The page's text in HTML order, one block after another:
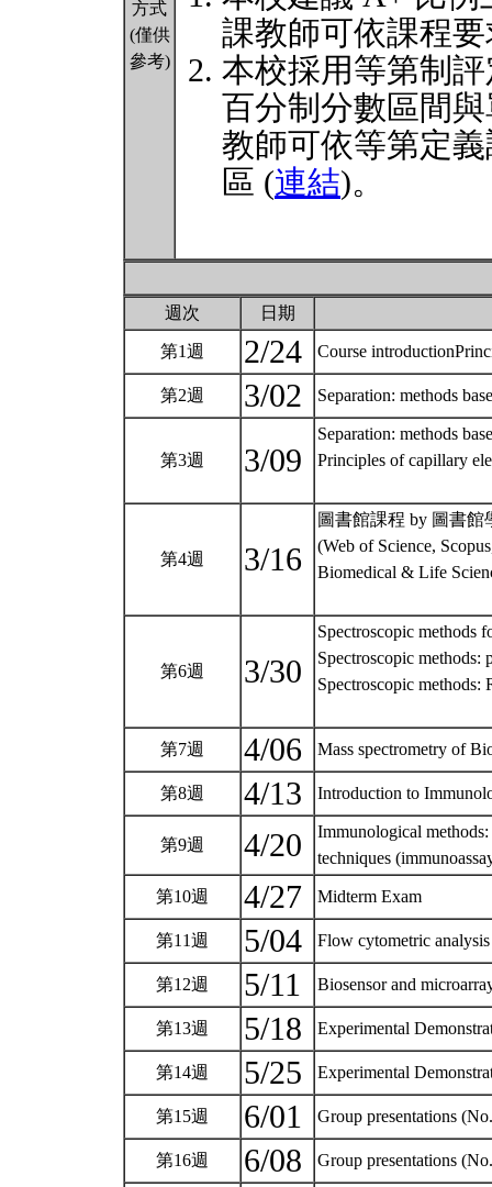
方式
(僅供
參考)
課教師可依課程
本校採用等第制
百分制分數區間
教師可依等第定
區 (連結)。
週次 日期
第1週 2/24 Course
第2週 3/02 Separation: methods
第3週 3/09
Separation: methods
Principles of capillary
第4週 3/16
圖書館課程 by 圖書
(Web of Science,
Biomedical & Life
第6週 3/30
Spectroscopic methods
Spectroscopic
Spectroscopic methods:
第7週 4/06 Mass spectrometry of
第8週 4/13 Introduction to
第9週 4/20
Immunological methods:
techniques
第10週 4/27 Midterm Exam
第11週 5/04 Flow cytometric
第12週 5/11 Biosensor and
第13週 5/18 Experimental
第14週 5/25 Experimental
第15週 6/01 Group presentations
第16週 6/08 Group presentations